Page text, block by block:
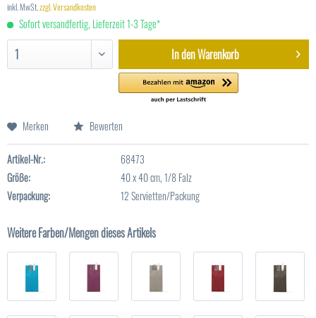
inkl. MwSt.zzgl. Versandkosten
Sofort versandfertig, Lieferzeit 1-3 Tage*
In denWarenkorb
Merken Bewerten
Artikel-Nr.:
68473
Größe:
40 x 40 cm, 1/8 Falz
Verpackung:
12 Servietten/Packung
Weitere Farben/Mengen dieses Artikels